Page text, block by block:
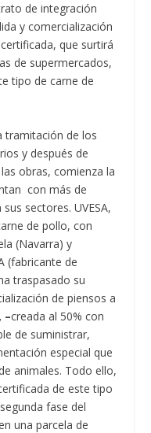
de integración
y comercialización
que surtirá
de supermercados,
tipo de carne de
tramitación de los
y después de
obras, comienza la
con más de
sectores. UVESA,
de pollo, con
(Navarra) y
(fabricante de
traspasado su
de piensos a
–creada al 50% con
de suministrar,
especial que
animales. Todo ello,
de este tipo
fase del
una parcela de